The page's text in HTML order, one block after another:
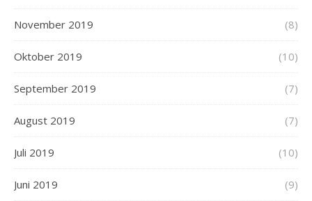
November 2019 (8)
Oktober 2019 (10)
September 2019 (7)
August 2019 (7)
Juli 2019 (10)
Juni 2019 (9)